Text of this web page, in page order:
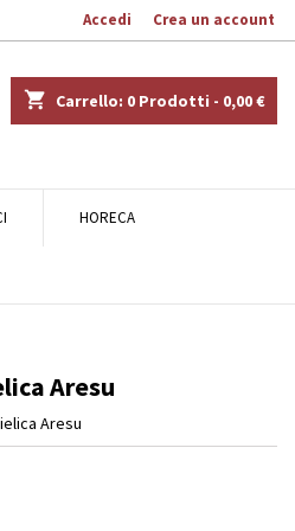
Accedi Crea un account
shopping_cart Carrello: 0 Prodotti - 0,00 €
HORECA
Aresu
Aresu